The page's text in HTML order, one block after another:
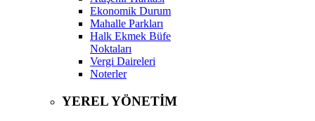
Ekonomik Durum
Mahalle Parkları
Halk Ekmek Büfe
Noktaları
Vergi Daireleri
Noterler
YEREL YÖNETİM